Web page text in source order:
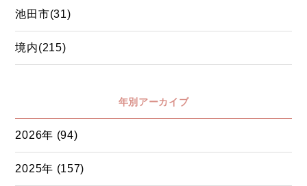
池田市(31)
境内(215)
年別アーカイブ
2026年 (94)
2025年 (157)